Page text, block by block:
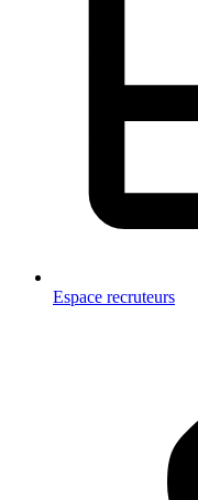
Espace recruteurs